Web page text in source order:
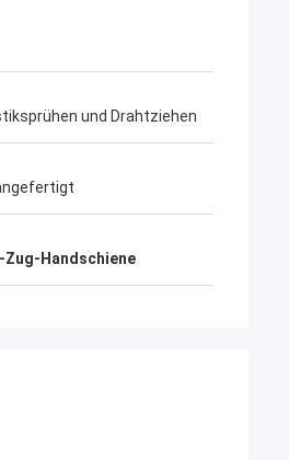
und Drahtziehen
Zug-Handschiene